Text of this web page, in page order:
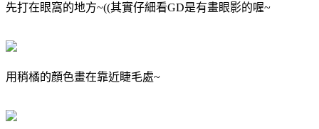
先打在眼窩的地方~((其實仔細看GD是有畫眼影的喔~
用稍橘的顏色畫在靠近睫毛處~